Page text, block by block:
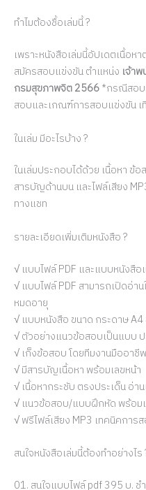
ทำไมต้องชื้อเล่มนี้ ?
เพราะหนังสือเล่มนี้อัปเดตเนื้อ
สมัครสอบแข่งขัน ตำแหน่ง เจ้า
กรมสุขภาพจิต 2566*กรณีสอบ
สอบและเกณฑ์การสอบแข่งขัน เ
ในเล่ม มีอะไรบ้าง ?
ในเล่มประกอบได้ด้วย เนื้อหา ข้
สารบัญด้านบน และไฟล์เสียง
ทางแชท
รายละเอียดเพิ่มเติมหนังสือ ?
√ แบบไฟล์ PDF และแบบหนังสือ
√ แบบไฟล์ PDF สามารถเปิดอ่า
หมดอายุ
√ แบบหนังสือ ขนาด กระดาษ A4
√ ตัวอย่างแนวข้อสอบเป็นแบบ
√ เก็งข้อสอบ โดยทีมงานมืออา
√ มีสารบัญเนื้อหา พร้อมเลขหน้า
√ เนื้อหากระชับ ตรงประเด็น อ่า
√ แนวข้อสอบ/แบบฝึกหัด พร้อม
√ ฟรีไฟล์เสียง MP3 เทคนิคกา
สนใจหนังสือเล่มนี้ต้องทำอย่างไร
01. สนใจแบบไฟล์ pdf 395 บ. ช